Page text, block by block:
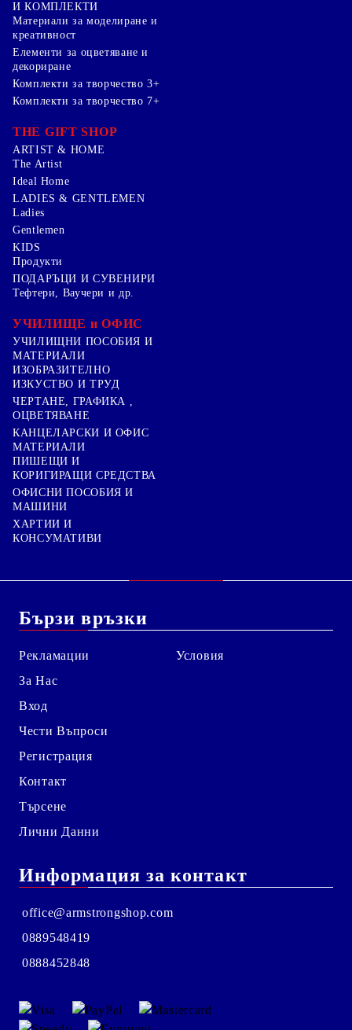
И КОМПЛЕКТИ
Mатериали за моделиране и
креативност
Елементи за оцветяване и
декориране
Комплекти за творчество 3+
Комплекти за творчество 7+
THE GIFT SHOP
ARTIST & HOME
The Artist
Ideal Home
LADIES & GENTLEMEN
Ladies
Gentlemen
KIDS
Продукти
ПОДАРЪЦИ И СУВЕНИРИ
Тефтери, Ваучери и др.
УЧИЛИЩЕ и ОФИС
УЧИЛИЩНИ ПОСОБИЯ И
МАТЕРИАЛИ
ИЗОБРАЗИТЕЛНО
ИЗКУСТВО И ТРУД
ЧЕРТАНЕ, ГРАФИКА ,
ОЦВЕТЯВАНЕ
КАНЦЕЛАРСКИ И ОФИС
МАТЕРИАЛИ
ПИШЕЩИ И
КОРИГИРАЩИ СРЕДСТВА
ОФИСНИ ПОСОБИЯ И
МАШИНИ
ХАРТИИ И
КОНСУМАТИВИ
Бързи връзки
Рекламации
За Нас
Вход
Чести Въпроси
Регистрация
Контакт
Търсене
Лични Данни
Условия
Информация за контакт
office@armstrongshop.com
0889548419
0888452848